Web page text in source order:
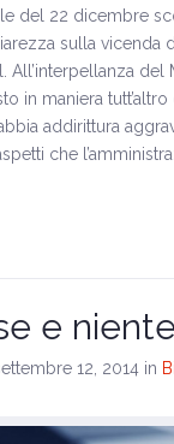
del 22 dicembre
sulla vicenda
All’interpellanza del
in maniera
addirittura
che
e
12, 2014 in